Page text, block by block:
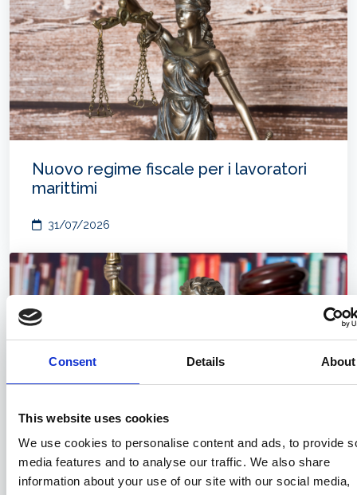
Consent Details About
This website uses cookies
We use cookies to personalise content and ads, to provide
media features and to analyse our traffic. We also share
information about your use of our site with our social media,
Nuovo regime fiscale per i lavoratori
marittimi
31/07/2026
Compravendita di navi e il nuovo
“SALEFORM 2025”: prime note